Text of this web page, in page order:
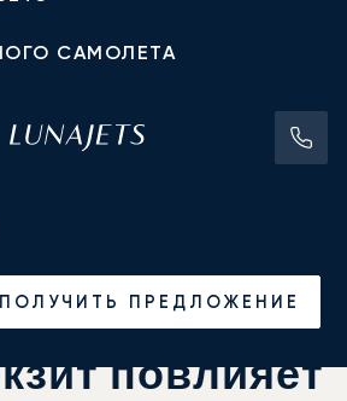
САМОЛЕТА
ПОЛУЧИТЬ ПРЕДЛОЖЕНИЕ
повлияет